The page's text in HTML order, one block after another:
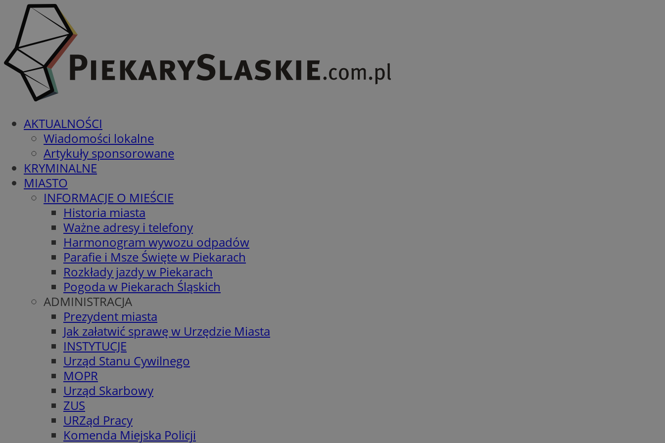
AKTUALNOŚCI
Wiadomości lokalne
Artykuły sponsorowane
KRYMINALNE
MIASTO
INFORMACJE O MIEŚCIE
Historia miasta
Ważne adresy i telefony
Harmonogram wywozu odpadów
Parafie i Msze Święte w Piekarach
Rozkłady jazdy w Piekarach
Pogoda w Piekarach Śląskich
ADMINISTRACJA
Prezydent miasta
Jak załatwić sprawę w Urzędzie Miasta
INSTYTUCJE
Urząd Stanu Cywilnego
MOPR
Urząd Skarbowy
ZUS
URZąd Pracy
Komenda Miejska Policji